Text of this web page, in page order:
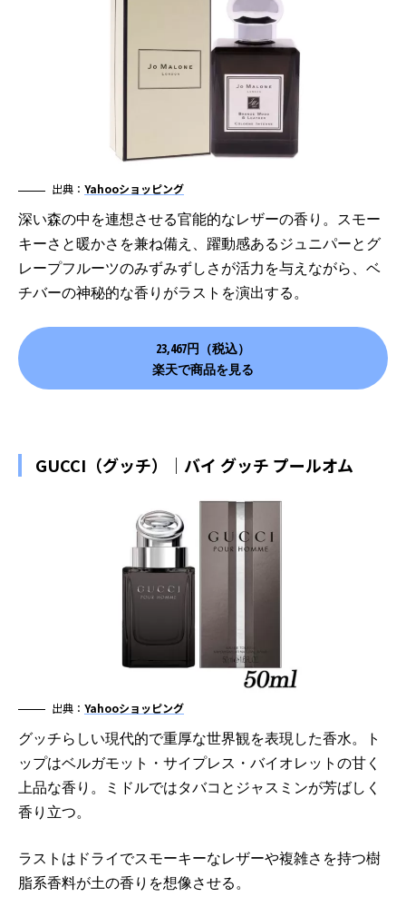
出典： Yahooショッピング
深い森の中を連想させる官能的なレザーの香り。スモー
キーさと暖かさを兼ね備え、躍動感あるジュニパーとグ
レープフルーツのみずみずしさが活力を与えながら、ベ
チバーの神秘的な香りがラストを演出する。
23,467円（税込）
楽天で商品を見る
GUCCI（グッチ）｜バイ グッチ プールオム
出典： Yahooショッピング
グッチらしい現代的で重厚な世界観を表現した香水。ト
ップはベルガモット・サイプレス・バイオレットの甘く
上品な香り。ミドルではタバコとジャスミンが芳ばしく
香り立つ。
ラストはドライでスモーキーなレザーや複雑さを持つ樹
脂系香料が土の香りを想像させる。